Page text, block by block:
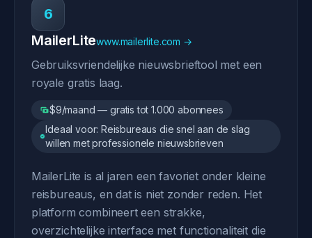
6
MailerLitewww.mailerlite.com →
Gebruiksvriendelijke nieuwsbrieftool met een
royale gratis laag.
$9/maand — gratis tot 1.000 abonnees
Ideaal voor: Reisbureaus die snel aan de slag
willen met professionele nieuwsbrieven
MailerLite is al jaren een favoriet onder kleine
reisbureaus, en dat is niet zonder reden. Het
platform combineert een strakke,
overzichtelijke interface met functionaliteit die